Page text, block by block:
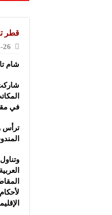
قطر
26
شام
في
ترأس